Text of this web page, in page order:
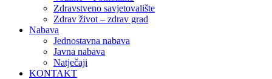
Zdravstveno savjetovalište
Zdrav život – zdrav grad
Nabava
Jednostavna nabava
Javna nabava
Natječaji
KONTAKT